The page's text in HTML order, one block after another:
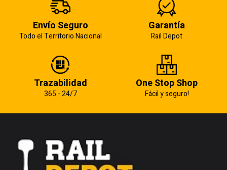
Envío Seguro
Todo el Territorio Nacional
Garantía
Rail Depot
Trazabilidad
365 - 24/7
One Stop Shop
Fácil y seguro!